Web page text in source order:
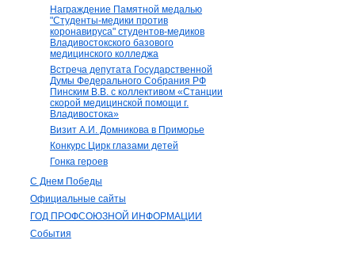
Награждение Памятной медалью
"Студенты-медики против
коронавируса" студентов-медиков
Владивостокского базового
медицинского колледжа
Встреча депутата Государственной
Думы Федерального Собрания РФ
Пинским В.В. с коллективом «Станции
скорой медицинской помощи г.
Владивостока»
Визит А.И. Домникова в Приморье
Конкурс Цирк глазами детей
Гонка героев
С Днем Победы
Официальные сайты
ГОД ПРОФСОЮЗНОЙ ИНФОРМАЦИИ
События